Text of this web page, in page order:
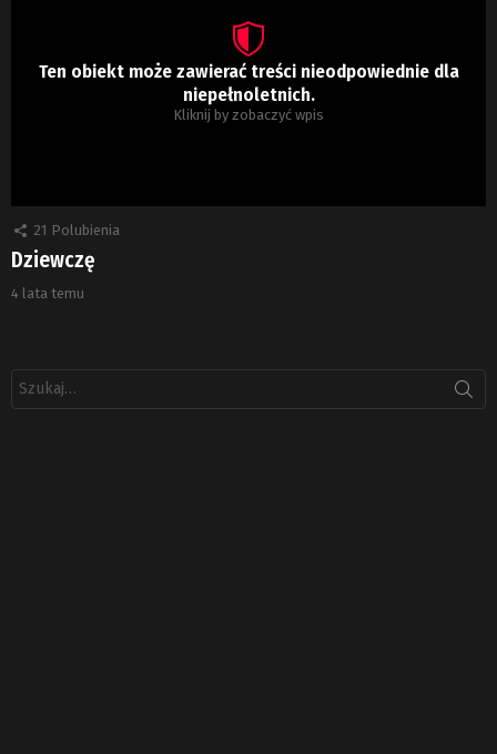
Ten obiekt może zawierać treści nieodpowiednie dla
niepełnoletnich.
Kliknij by zobaczyć wpis
21 Polubienia
Dziewczę
4 lata temu